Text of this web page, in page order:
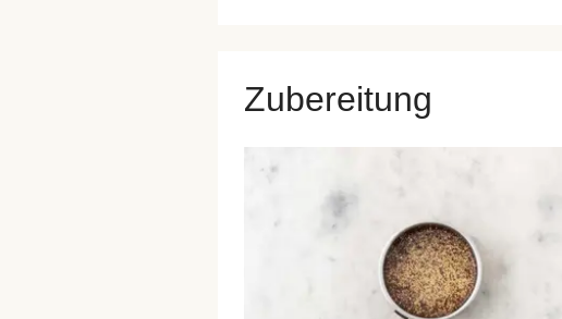
Zubereitung